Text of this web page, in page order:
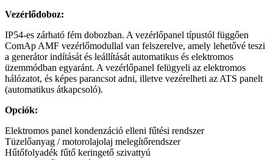
Vezérlődoboz:
IP54-es zárható fém dobozban. A vezérlőpanel típustól függően
ComAp AMF vezérlőmodullal van felszerelve, amely lehetővé teszi
a generátor indítását és leállítását automatikus és elektromos
üzemmódban egyaránt. A vezérlőpanel felügyeli az elektromos
hálózatot, és képes parancsot adni, illetve vezérelheti az ATS panelt
(automatikus átkapcsoló).
Opciók:
Elektromos panel kondenzáció elleni fűtési rendszer
Tüzelőanyag / motorolajolaj melegítőrendszer
Hűtőfolyadék fűtő keringető szivattyú